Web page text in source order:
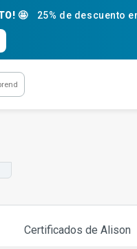
🤩 25% de descuento
Certificados de Alison